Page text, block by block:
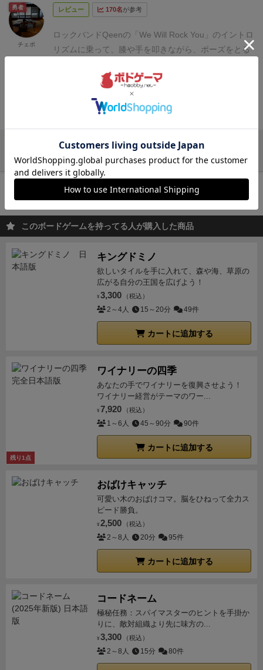
者が負けになる負け決めゲームです。
分のポーズカードを誰かにあげるので、
どんどん自分の前にポーズがたまります。 他の人は、
その沢山のポーズを持つ人の、 どのポーズで指定して
してなくてはならず、よりミスしやすくなるワケで
ちなみに、ボールカードの効果は
グで有利に使用できるもの以外に、
もと思っていたんだけど、意外とみんな上手で、わり
と長めに続いたりもしました。ちょっと長めに続いた
りすると、これ終わるんかと不安になったりもしたん
ですが、結局、僕がこーゆうゲームが苦手なので、
中力が切れて、負けになること多かったです。これは
恐らく、僕の友人たちが、ダンスが得意ってのが大き
いんだと思います。やっぱダンスが得意だと、動きに
特化した才能があるので、
ポーズが沢山目の前にあっ
てもこなしてしまう。 結局、僕がかなり多めに負けて
（えー、僕はダンスは昔から苦手なもんで）
そーなると全てのボールカードがなくなる前に、
負けは決まってしまってて、後は消化試合みたいにな
全員のポーズカードを左隣にわたす効果があり、
ゆうポーズカードが移動する効果がもっと沢山あれ
ば、
全員焦りまくれていい勝負になったんじゃないか
それに人数の問題もあったのかもしれません。
低でも5人以上、12人までプレイできるので、人数が
多ければ多いほど
得意な人も注意力が散漫になり、
手な人でもいい勝負になったと思います。あとこのゲ
ームには上級ルールがあり、これは、自分が指名され
誰かを指名する時は、名前とポーズ2つを同時に指名
するのですが、この時、その2つが同じ者でなくても
次のパンで、自分のポーズと名前を発言しま
一時的にルートが2つに分かれたり、
れません。
1回でみんな、満足したのでやらなかった
なんか色々書きましたが、その場はちゃん
と盛り上がりましたし、 得意な人もワイワイ楽しめて
パーティーゲームとしての役目は果たせまし
ちなみに優勝したのは女性で、ポーズカードが5
が面白い。
あと恥ずかしがり屋さんにはハードルが少
以外は、もちらんNG。
レビュー 170名が参考
ロックバンドQeenの「We Will Rock You」のイントロ
リズムに乗って、膝や手を叩きながら、ポーズをとる
の4人でプレイ。私は、飲み会などでのリズムゲー
ムが苦手でした。このゲームの存在を知ったとき、
「リズムゲームが苦手というトラウマを払拭した
しかし購入後、子供にリズムゲームが得意かど
うか尋ねると、「結構得意よ。」と息子。「幼稚園で
よくやってるよ。」と娘・・・・・。「わかりまし
た。私は苦手だけど、本気で勝ちに行きます。」と勝
負！盛り上がりました！妻は結構リズム感があり、ダ
ントツかと思っていましたが、自分のポーズが増える
く、娘も楽しんでました。私は、皆のリズムに食らい
ついていきましたが、僅差で負けました。しかし、確
実にゲーム前より上達したと思います。
4人からとなっていますが、子供と「おやつ」を賭け
て2人、3人でもやってみましたが、ゲーム可能でし
年末・正月で、親族など少し人数が集まった時
にちょっとやって盛り上がるゲームと思います。
勇者
チェポ
他のレビューを読み込む
カートに追加する
このボードゲームを持ってる人が購入した商品
キングドミノ
欲しいタイルを手に入れて、森や海、草原の
広がる自分の王国を広げよう！
¥ 3,300 （税込）
2～4人 15～20分 49件
カートに追加する
残り1点
ワイナリーの四季
あなたの手でワイナリーを復興させよう！
ワイナリー経営がテーマのワー...
¥ 7,920 （税込）
1～6人 45～90分 90件
カートに追加する
おばけキャッチ
可愛い木のおばけコマ。脳をひねって全力ス
ピード勝負。
¥ 2,500 （税込）
2～8人 20分 95件
カートに追加する
コードネーム
極秘任務：スパイマスターのヒントを手掛か
りに、敵対組織より先に味方の...
¥ 3,300 （税込）
2～8人 15分 80件